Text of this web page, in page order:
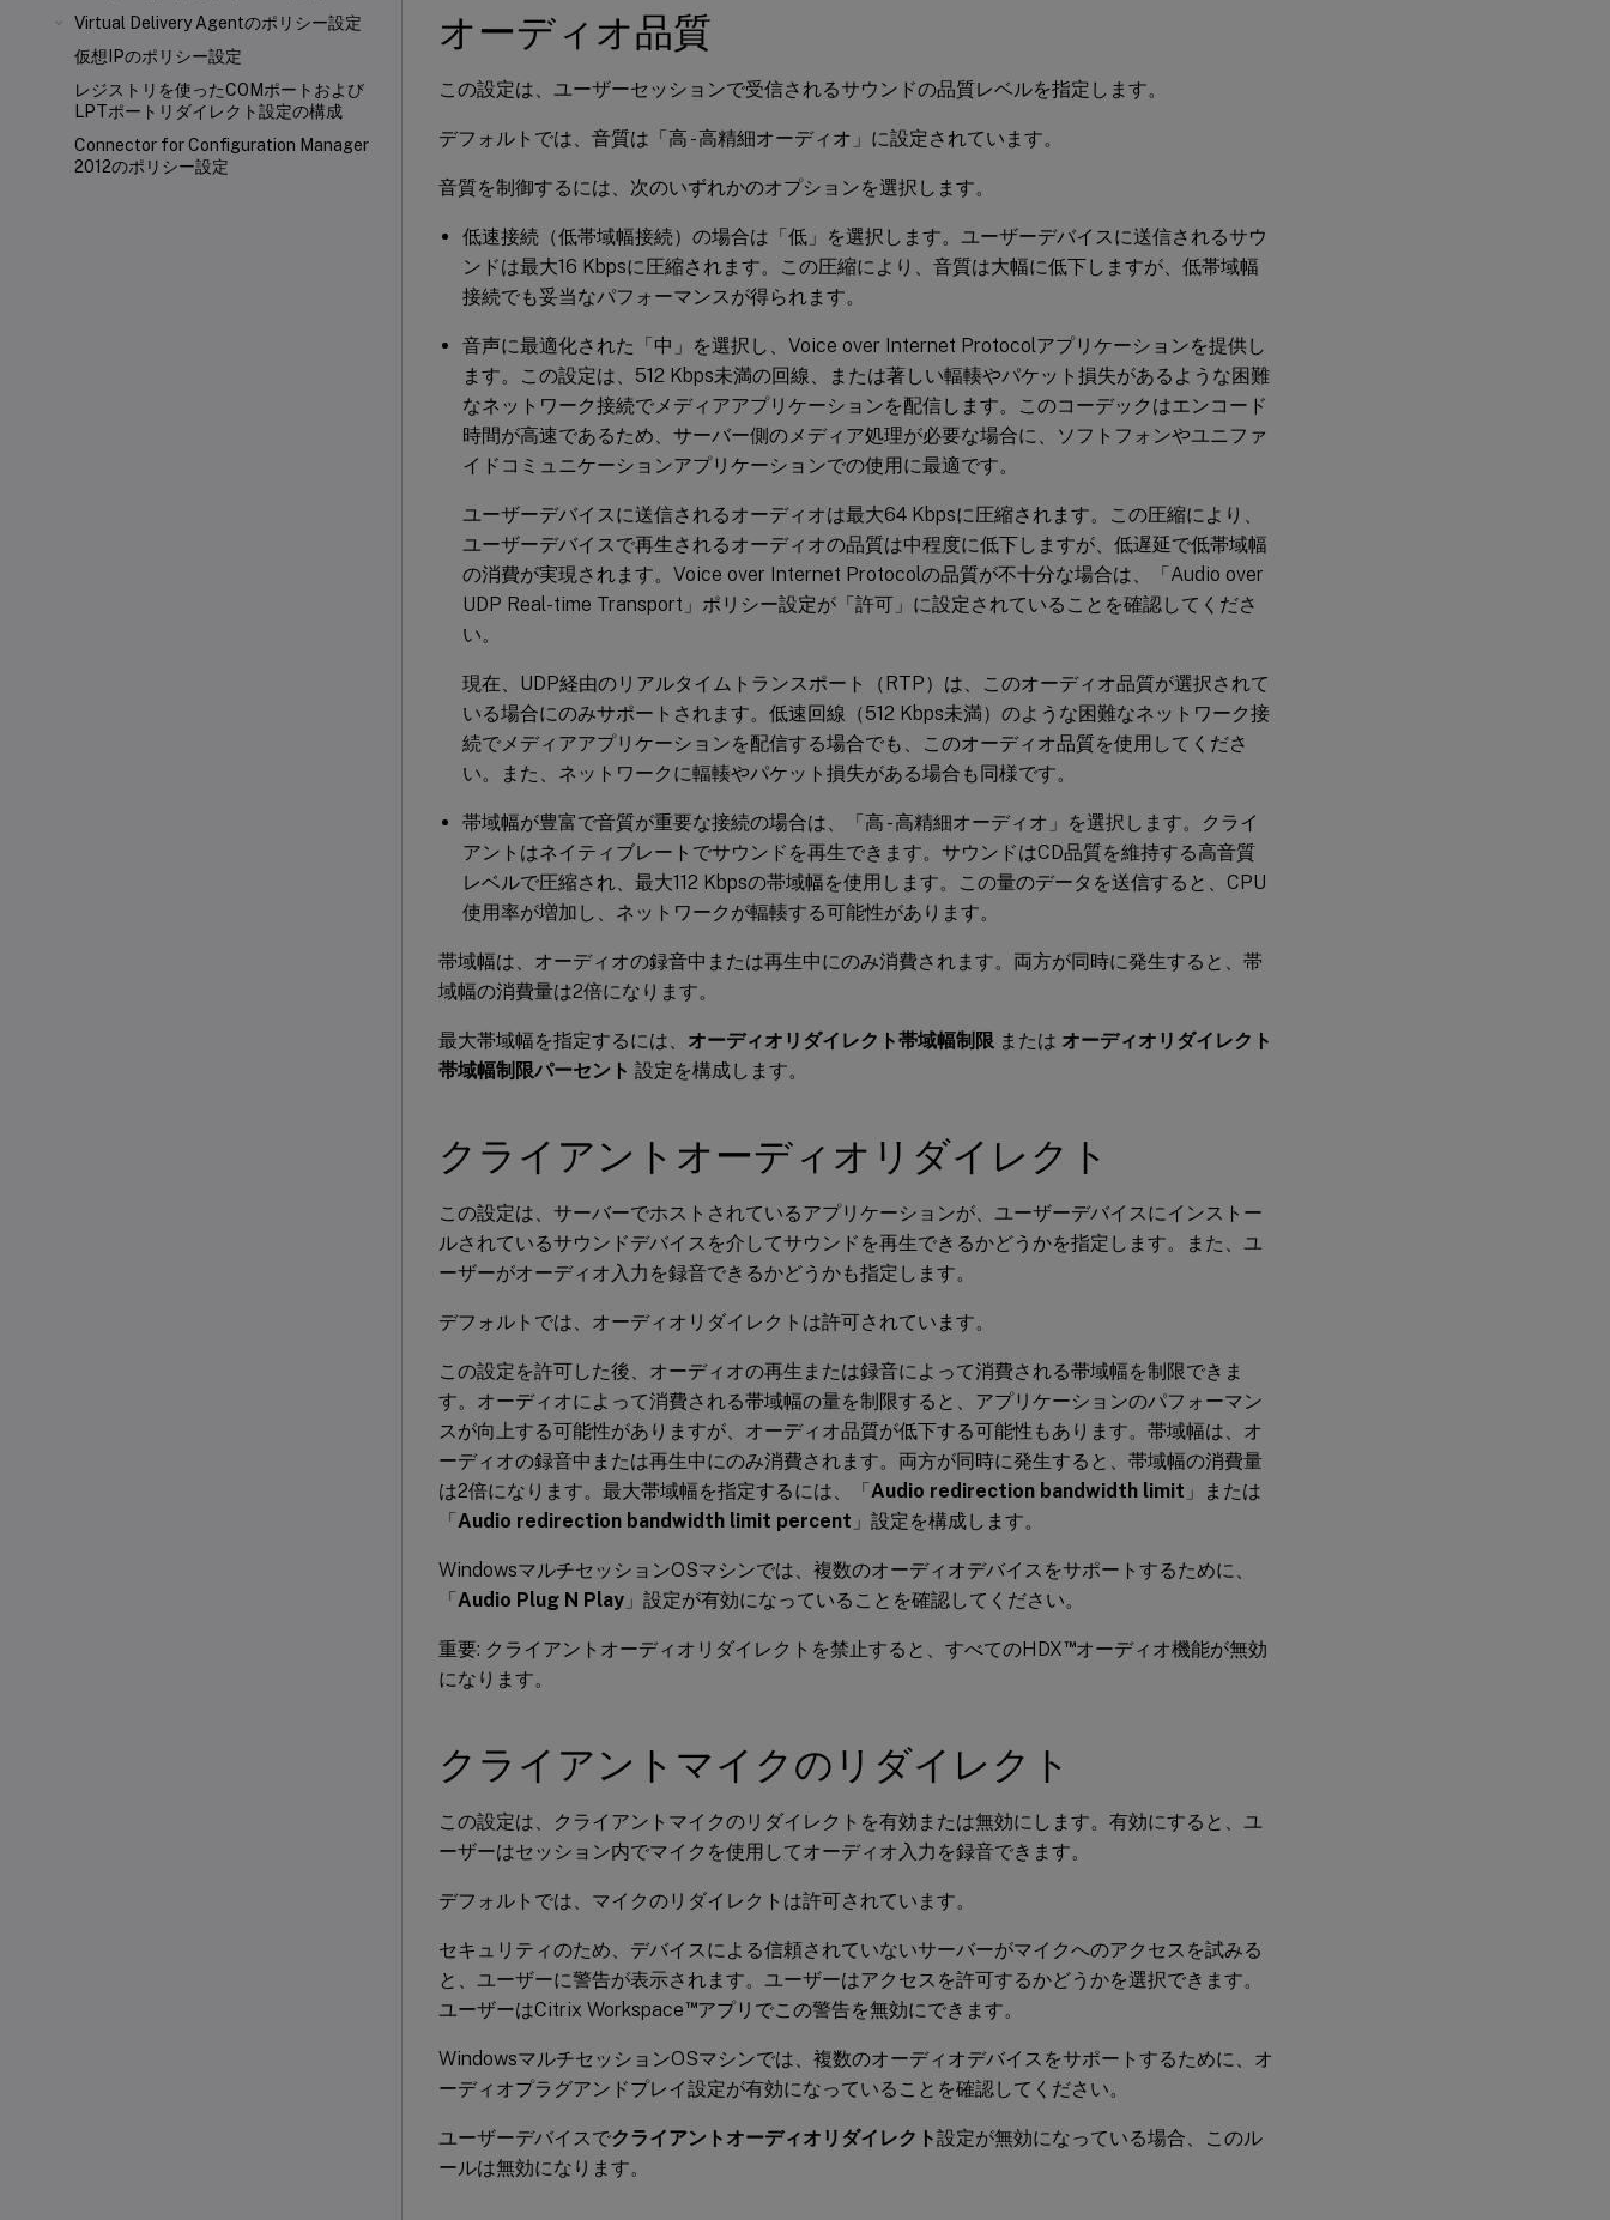
Virtual Delivery Agentのポリシー設定
仮想IPのポリシー設定
レジストリを使ったCOMポートおよび
LPTポートリダイレクト設定の構成
Connector for Configuration Manager
2012のポリシー設定
オーディオ品質
この設定は、ユーザーセッションで受信されるサウンドの品質レベルを指定します。
デフォルトでは、音質は「高 - 高精細オーディオ」に設定されています。
音質を制御するには、次のいずれかのオプションを選択します。
低速接続（低帯域幅接続）の場合は「低」を選択します。ユーザーデバイスに送信されるサウ
ンドは最大16 Kbpsに圧縮されます。この圧縮により、音質は大幅に低下しますが、低帯域幅
接続でも妥当なパフォーマンスが得られます。
音声に最適化された「中」を選択し、Voice over Internet Protocolアプリケーションを提供し
ます。この設定は、512 Kbps未満の回線、または著しい輻輳やパケット損失があるような困難
なネットワーク接続でメディアアプリケーションを配信します。このコーデックはエンコード
時間が高速であるため、サーバー側のメディア処理が必要な場合に、ソフトフォンやユニファ
イドコミュニケーションアプリケーションでの使用に最適です。
ユーザーデバイスに送信されるオーディオは最大64 Kbpsに圧縮されます。この圧縮により、
ユーザーデバイスで再生されるオーディオの品質は中程度に低下しますが、低遅延で低帯域幅
の消費が実現されます。Voice over Internet Protocolの品質が不十分な場合は、「Audio over
UDP Real-time Transport」ポリシー設定が「許可」に設定されていることを確認してくださ
い。
現在、UDP経由のリアルタイムトランスポート（RTP）は、このオーディオ品質が選択されて
いる場合にのみサポートされます。低速回線（512 Kbps未満）のような困難なネットワーク接
続でメディアアプリケーションを配信する場合でも、このオーディオ品質を使用してくださ
い。また、ネットワークに輻輳やパケット損失がある場合も同様です。
帯域幅が豊富で音質が重要な接続の場合は、「高 - 高精細オーディオ」を選択します。クライ
アントはネイティブレートでサウンドを再生できます。サウンドはCD品質を維持する高音質
レベルで圧縮され、最大112 Kbpsの帯域幅を使用します。この量のデータを送信すると、CPU
使用率が増加し、ネットワークが輻輳する可能性があります。
帯域幅は、オーディオの録音中または再生中にのみ消費されます。両方が同時に発生すると、帯
域幅の消費量は2倍になります。
最大帯域幅を指定するには、 オーディオリダイレクト帯域幅制限 または オーディオリダイレクト
帯域幅制限パーセント 設定を構成します。
クライアントオーディオリダイレクト
この設定は、サーバーでホストされているアプリケーションが、ユーザーデバイスにインストー
ルされているサウンドデバイスを介してサウンドを再生できるかどうかを指定します。また、ユ
ーザーがオーディオ入力を録音できるかどうかも指定します。
デフォルトでは、オーディオリダイレクトは許可されています。
この設定を許可した後、オーディオの再生または録音によって消費される帯域幅を制限できま
す。オーディオによって消費される帯域幅の量を制限すると、アプリケーションのパフォーマン
スが向上する可能性がありますが、オーディオ品質が低下する可能性もあります。帯域幅は、オ
ーディオの録音中または再生中にのみ消費されます。両方が同時に発生すると、帯域幅の消費量
は2倍になります。最大帯域幅を指定するには、「Audio redirection bandwidth limit 」または
「Audio redirection bandwidth limit percent 」設定を構成します。
WindowsマルチセッションOSマシンでは、複数のオーディオデバイスをサポートするために、
「Audio Plug N Play 」設定が有効になっていることを確認してください。
重要: クライアントオーディオリダイレクトを禁止すると、すべてのHDX™オーディオ機能が無効
になります。
クライアントマイクのリダイレクト
この設定は、クライアントマイクのリダイレクトを有効または無効にします。有効にすると、ユ
ーザーはセッション内でマイクを使用してオーディオ入力を録音できます。
デフォルトでは、マイクのリダイレクトは許可されています。
セキュリティのため、デバイスによる信頼されていないサーバーがマイクへのアクセスを試みる
と、ユーザーに警告が表示されます。ユーザーはアクセスを許可するかどうかを選択できます。
ユーザーはCitrix Workspace™アプリでこの警告を無効にできます。
WindowsマルチセッションOSマシンでは、複数のオーディオデバイスをサポートするために、オ
ーディオプラグアンドプレイ設定が有効になっていることを確認してください。
ユーザーデバイスでクライアントオーディオリダイレクト設定が無効になっている場合、このル
ールは無効になります。